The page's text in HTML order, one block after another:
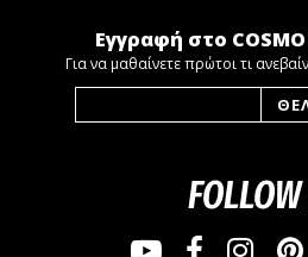
Εγγραφή στο COSMO
Για να μαθαίνετε πρώτοι τι